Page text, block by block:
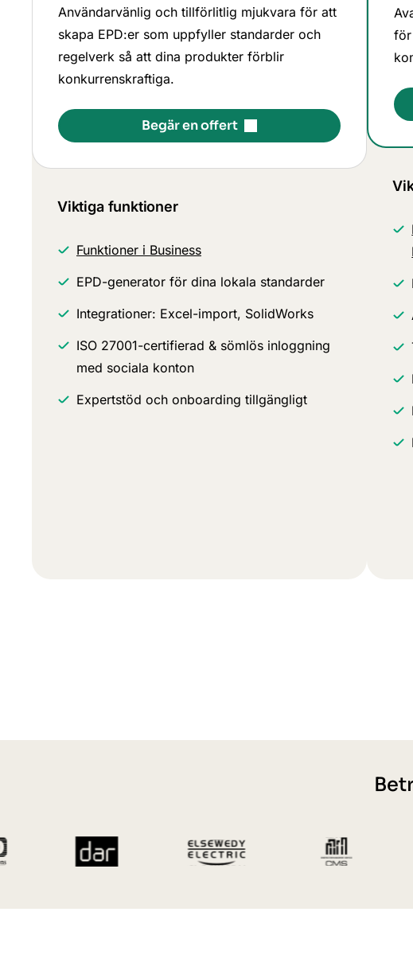
Användarvänlig och tillförlitlig mjukvara för att
skapa EPD:er som uppfyller standarder och
regelverk så att dina produkter förblir
konkurrenskraftiga.
Begär en offert
Viktiga funktioner
Funktioner i Business
EPD-generator för dina lokala standarder
Integrationer: Excel-import, SolidWorks
ISO 27001-certifierad & sömlös inloggning
med sociala konton
Expertstöd och onboarding tillgängligt
för